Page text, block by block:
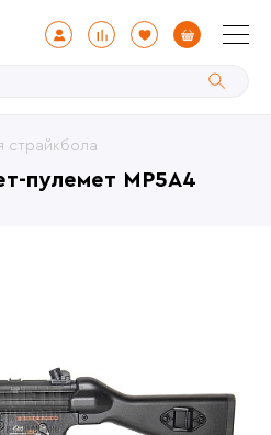
пулемет MP5A4
страйкбола